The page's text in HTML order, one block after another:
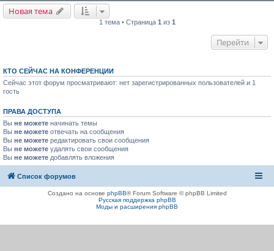
Новая тема
1 тема • Страница 1 из 1
Перейти
КТО СЕЙЧАС НА КОНФЕРЕНЦИИ
Сейчас этот форум просматривают: нет зарегистрированных пользователей и 1
гость
ПРАВА ДОСТУПА
Вы не можете начинать темы
Вы не можете отвечать на сообщения
Вы не можете редактировать свои сообщения
Вы не можете удалять свои сообщения
Вы не можете добавлять вложения
Список форумов
Создано на основе phpBB® Forum Software © phpBB Limited
Русская поддержка phpBB
Моды и расширения phpBB